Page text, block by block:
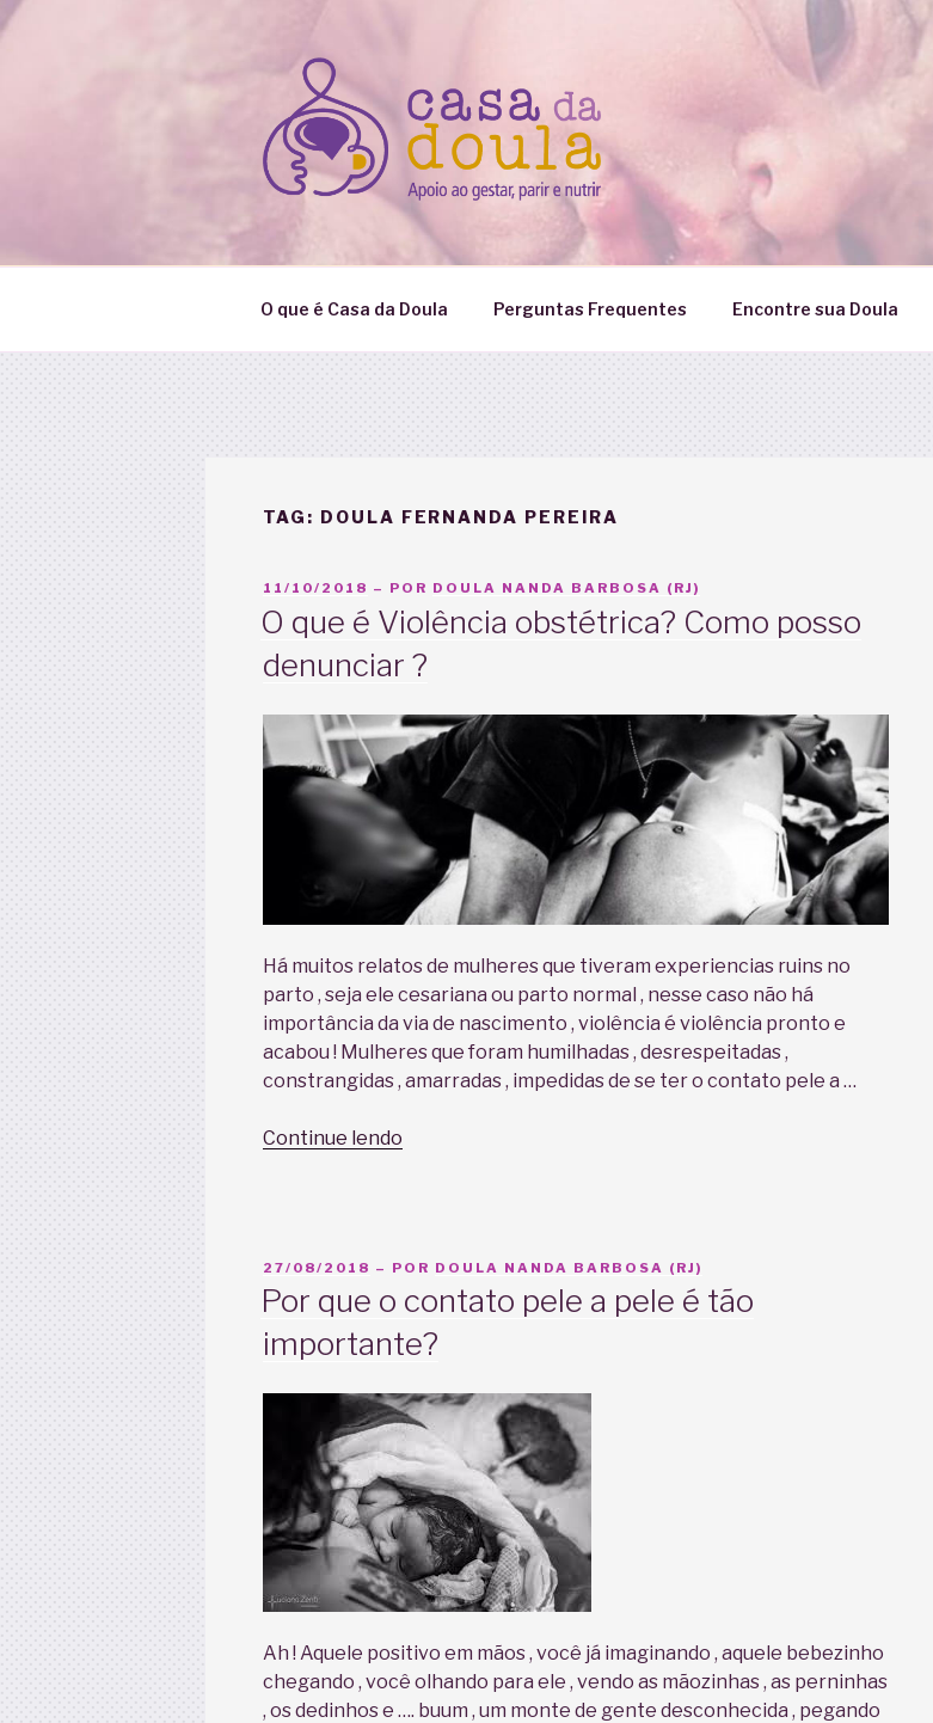
Pular
O que é Casa da Doula Perguntas Frequentes Encontre sua Doula
TAG: DOULA FERNANDA PEREIRA
PUBLICADO
11/10/2018 – POR DOULA NANDA BARBOSA (RJ)
O que é Violência obstétrica? Como posso
denunciar ?
Há muitos relatos de mulheres que tiveram experiencias ruins no
parto , seja ele cesariana ou parto normal , nesse caso não há
importância da via de nascimento , violência é violência pronto e
acabou ! Mulheres que foram humilhadas , desrespeitadas ,
constrangidas , amarradas , impedidas de se ter o contato pele a …
Continue lendo
Como
posso
denunciar
PUBLICADO
27/08/2018 – POR DOULA NANDA BARBOSA (RJ)
Por que o contato pele a pele é tão
importante?
Ah ! Aquele positivo em mãos , você já imaginando , aquele bebezinho
chegando , você olhando para ele , vendo as mãozinhas , as perninhas
, os dedinhos e …. buum , um monte de gente desconhecida , pegando